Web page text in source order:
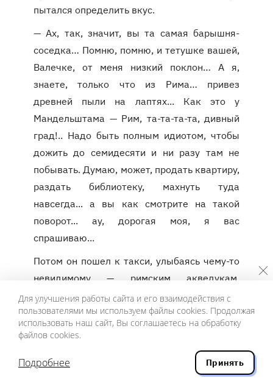
пытался определить вкус.
— Ах, так, значит, вы та самая барышня-
соседка… Помню, помню, и тетушке вашей,
Валечке, от меня низкий поклон… А я,
знаете, только что из Рима… привез
древней пыли на лаптях... Как это у
Мандельштама — Рим, та-та-та-та, дивный
град!.. Надо быть полным идиотом, чтобы
дожить до семидесяти и ни разу там не
побывать. Думаю, может, продать квартиру,
раздать библиотеку, махнуть туда
навсегда... а вы как смотрите на такой
поворот... ау, дорогая моя, я вас
спрашиваю...
Потом он пошел к такси, улыбаясь чему-то
невидимому — римским акведукам,
древним дворцам Дамаска, выжженному
палестинскому вереску, неразгаданным
письменам на мертвых камнях. И наверное,
он бы ее даже не заметил.
Для улучшения работы сайта и его взаимодействия с
пользователями мы используем файлы cookies. Продолжая
использовать наш сайт, Вы соглашаетесь на обработку
файлов cookies.
Подробнее Принять